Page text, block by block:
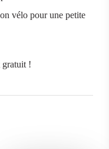
vélo pour une petite
gratuit !